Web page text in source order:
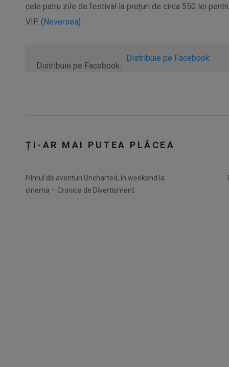
cele patru zile de festival la prețuri de circa 550 lei
VIP. (Neversea)
Distribuie pe Facebook:
Distribuie pe Facebook
ȚI-AR MAI PUTEA PLĂCEA
Filmul de aventuri Uncharted, în weekend la
cinema – Cronica de Divertisment